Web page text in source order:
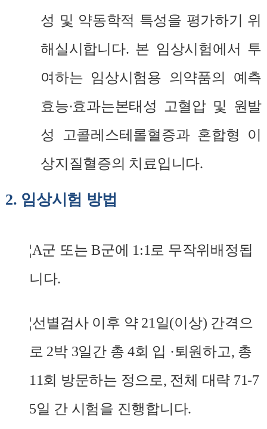
성 및 약동학적 특성을 평가하기 위
해실시합니다. 본 임상시험에서 투
여하는 임상시험용 의약품의 예측
효능∙효과는본태성
고혈압 및 원발
성
고콜레스테롤혈증과혼합형 이
상지질혈증의 치료입니다.
2. 임상시험 방법
¦A군 또는B군에 1:1 로 무작위배정됩
니다.
¦선별검사 이후 약 21 일(이상) 간격으
로 2박 3일간 총4회 입 ·퇴원하고, 총
11회 방문하는 정으로, 전체 대략 71-7
5일 간 시험을 진행합니다.